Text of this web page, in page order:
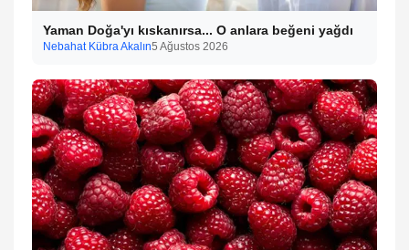
Yaman Doğa'yı kıskanırsa... O anlara beğeni yağdı
Nebahat Kübra Akalın5 Ağustos 2026